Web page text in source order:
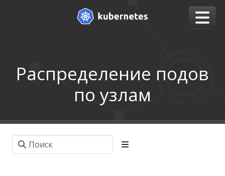
Распределение подов
по узлам